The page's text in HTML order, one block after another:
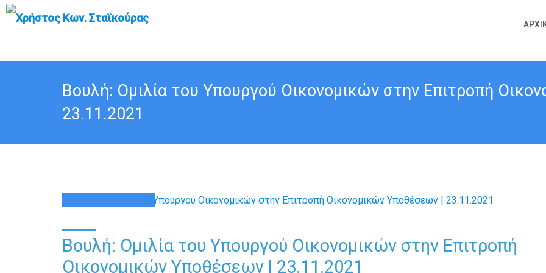
Βουλή: Ομιλία του Υπουργού Οικονομικών στην Επιτροπή
23.11.2021
Βουλή: Ομιλία του Υπουργού Οικονομικών στην Επιτροπή
Οικονομικών Υποθέσεων | 23.11.2021